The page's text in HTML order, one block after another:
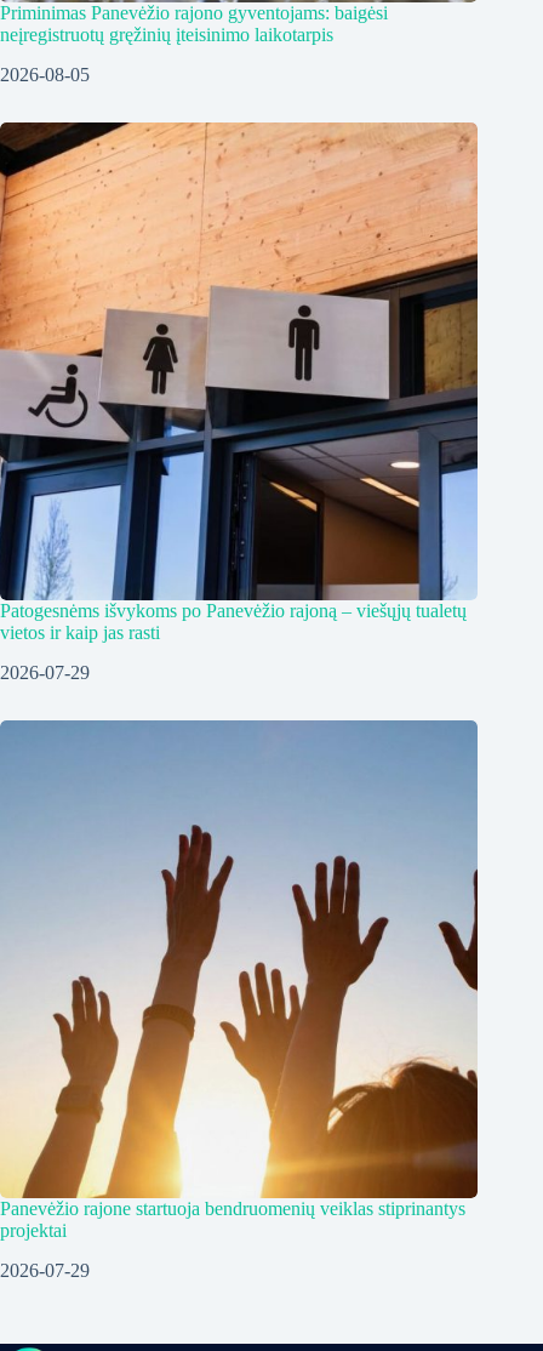
Priminimas Panevėžio rajono gyventojams: baigėsi
neįregistruotų gręžinių įteisinimo laikotarpis
2026-08-05
Patogesnėms išvykoms po Panevėžio rajoną – viešųjų tualetų
vietos ir kaip jas rasti
2026-07-29
Panevėžio rajone startuoja bendruomenių veiklas stiprinantys
projektai
2026-07-29